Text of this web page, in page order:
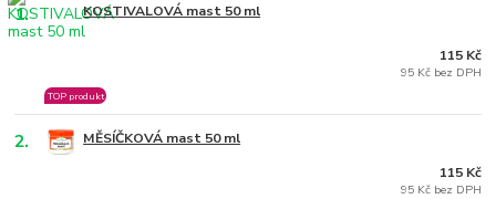
1. KOSTIVALOVÁ mast 50 ml
TOP produkt
115 Kč
95 Kč bez DPH
2. MĚSÍČKOVÁ mast 50 ml
115 Kč
95 Kč bez DPH